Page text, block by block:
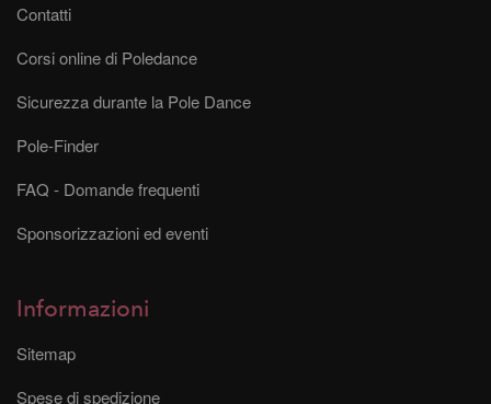
Contatti
Corsi online di Poledance
Sicurezza durante la Pole Dance
Pole-Finder
FAQ - Domande frequenti
Sponsorizzazioni ed eventi
Informazioni
Sitemap
Spese di spedizione